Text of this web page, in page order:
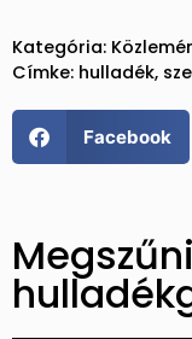
Kategória:
Címke: hulladék,
Facebook